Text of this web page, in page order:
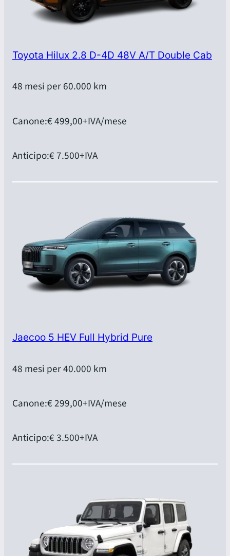
Toyota Hilux 2.8 D-4D 48V A/T Double Cab
48 mesi per 60.000 km
Canone:€ 499,00+IVA/mese
Anticipo:€ 7.500+IVA
Jaecoo 5 HEV Full Hybrid Pure
48 mesi per 40.000 km
Canone:€ 299,00+IVA/mese
Anticipo:€ 3.500+IVA